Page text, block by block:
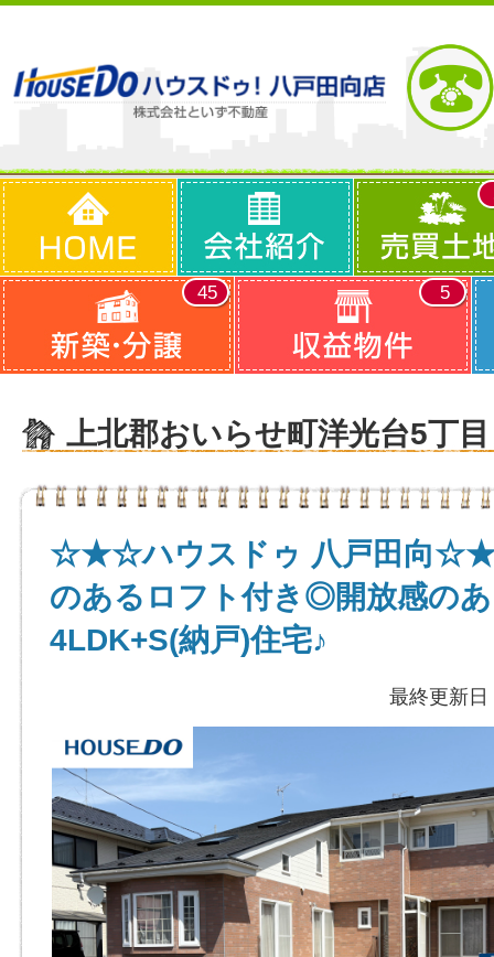
45 5
上北郡おいらせ町洋光台5丁
☆★☆ハウスドゥ 八戸田向
のあるロフト付き◎開放感の
4LDK+S(納戸)住宅♪
最終更新